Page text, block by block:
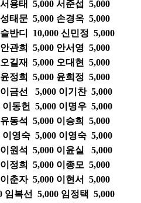
용태 5,000 서준섭 5,000
태문 5,000 손경옥 5,000
반디 10,000 신민정 5,000
관희 5,000 안서영 5,000
길재 5,000 오대현 5,000
정희 5,000 윤희정 5,000
금선 5,000 이기찬 5,000
동헌 5,000 이명우 5,000
동석 5,000 이승희 5,000
영숙 5,000 이영숙 5,000
원석 5,000 이윤실 5,000
정희 5,000 이종모 5,000
춘자 5,000 이현서 5,000
임복선 5,000 임정택 5,000